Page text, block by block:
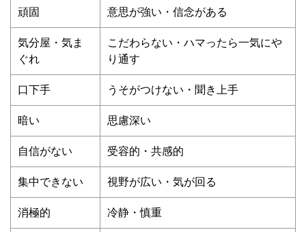
頑固 意思が強い・信念がある
気分屋・気ま
ぐれ
こだわらない・ハマったら一気にや
り通す
口下手 うそがつけない・聞き上手
暗い 思慮深い
自信がない 受容的・共感的
集中できない 視野が広い・気が回る
消極的 冷静・慎重